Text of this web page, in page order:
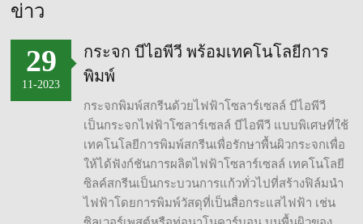
ข่าว
กระจก บีไอพีวี พร้อมเทคโนโลยีการ
พิมพ์
กระจกพิมพ์สกรีนด้วยไฟฟ้าโซลาร์เซลล์ บีไอพีวี
เป็นกระจกไฟฟ้าโซลาร์เซลล์ บีไอพีวี แบบพิเศษที่ใช้
เทคโนโลยีการพิมพ์สกรีนเพื่อรักษาพื้นผิวกระจกเพื่อ
ให้ได้ฟังก์ชันการผลิตไฟฟ้าโซลาร์เซลล์ เทคโนโลยี
ซิลค์สกรีนเป็นกระบวนการแก้วทั่วไปที่สร้างฟิล์มนำ
ไฟฟ้าโดยการพิมพ์วัสดุที่เป็นสื่อกระแสไฟฟ้า เช่น
29
11-2023